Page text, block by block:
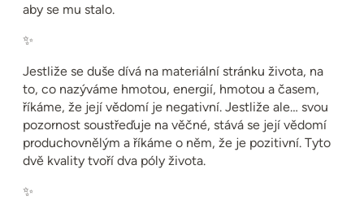
aby se mu stalo.
✨
Jestliže se duše dívá na materiální stránku života, na
to, co nazýváme hmotou, energií, hmotou a časem,
říkáme, že její vědomí je negativní. Jestliže ale… svou
pozornost soustřeďuje na věčné, stává se její vědomí
produchovnělým a říkáme o něm, že je pozitivní. Tyto
dvě kvality tvoří dva póly života.
✨